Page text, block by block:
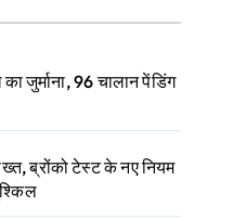
जुर्माना, 96 चालान पेंडिंग
ब्रोंको टेस्ट के नए नियम